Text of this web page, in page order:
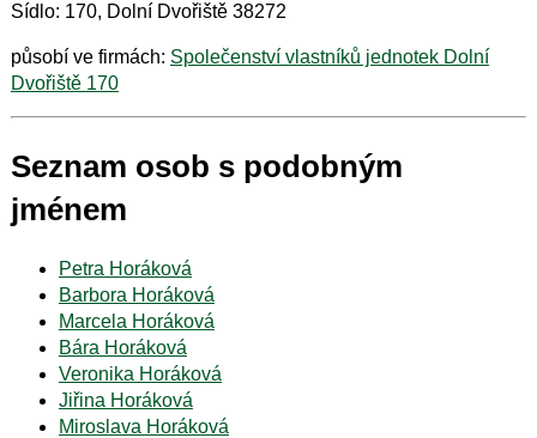
Sídlo: 170, Dolní Dvořiště 38272
působí ve firmách: Společenství vlastníků jednotek Dolní
Dvořiště 170
Seznam osob s podobným
jménem
Petra Horáková
Barbora Horáková
Marcela Horáková
Bára Horáková
Veronika Horáková
Jiřina Horáková
Miroslava Horáková